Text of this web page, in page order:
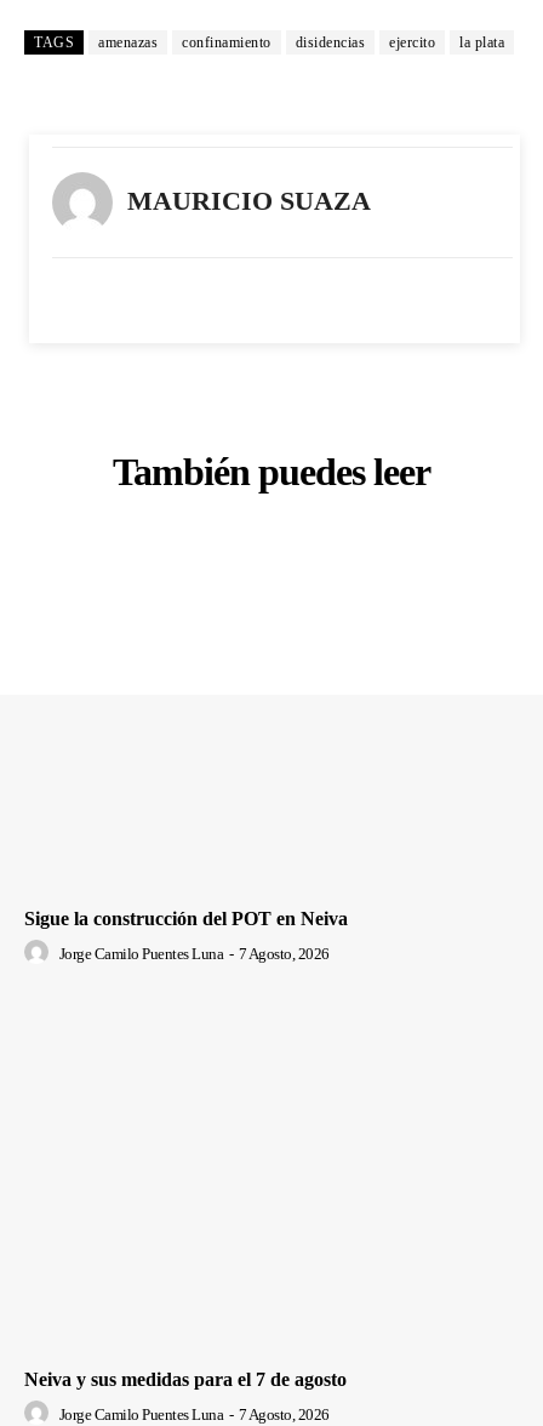
TAGS amenazas confinamiento disidencias ejercito la plata
MAURICIO SUAZA
También puedes leer
Sigue la construcción del POT en Neiva
Jorge Camilo Puentes Luna - 7 Agosto, 2026
Neiva y sus medidas para el 7 de agosto
Jorge Camilo Puentes Luna - 7 Agosto, 2026